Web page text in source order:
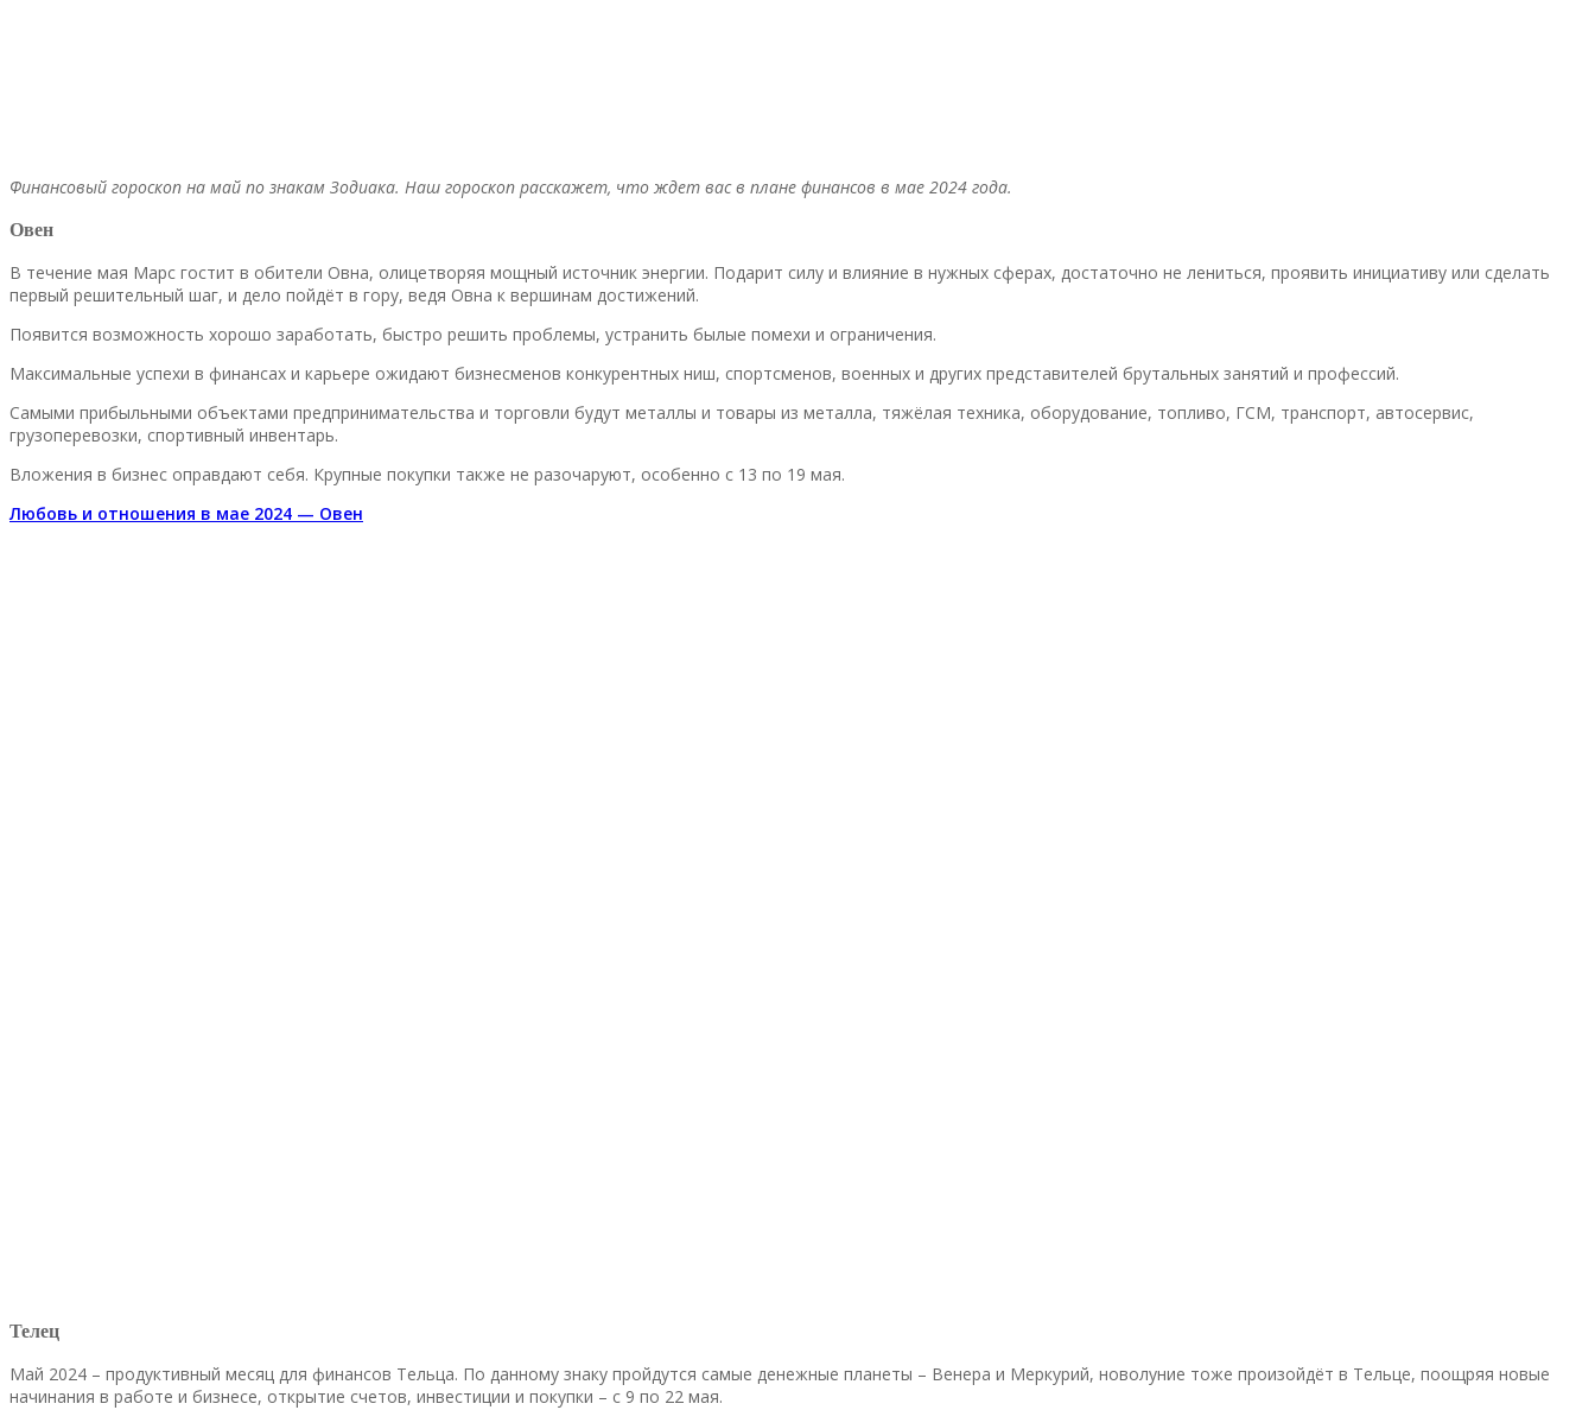
Финансовый гороскоп на май по знакам Зодиака. Наш гороскоп расскажет, что ждет вас в плане финансов в мае 2024 года.
Овен
В течение мая Марс гостит в обители Овна, олицетворяя мощный источник энергии. Подарит силу и влияние в нужных сферах, достаточно не лениться, проявить инициативу или сделать
первый решительный шаг, и дело пойдёт в гору, ведя Овна к вершинам достижений.
Появится возможность хорошо заработать, быстро решить проблемы, устранить былые помехи и ограничения.
Максимальные успехи в финансах и карьере ожидают бизнесменов конкурентных ниш, спортсменов, военных и других представителей брутальных занятий и профессий.
Самыми прибыльными объектами предпринимательства и торговли будут металлы и товары из металла, тяжёлая техника, оборудование, топливо, ГСМ, транспорт, автосервис,
грузоперевозки, спортивный инвентарь.
Вложения в бизнес оправдают себя. Крупные покупки также не разочаруют, особенно с 13 по 19 мая.
Любовь и отношения в мае 2024 — Овен
Телец
Май 2024 – продуктивный месяц для финансов Тельца. По данному знаку пройдутся самые денежные планеты – Венера и Меркурий, новолуние тоже произойдёт в Тельце, поощряя новые
начинания в работе и бизнесе, открытие счетов, инвестиции и покупки – с 9 по 22 мая.